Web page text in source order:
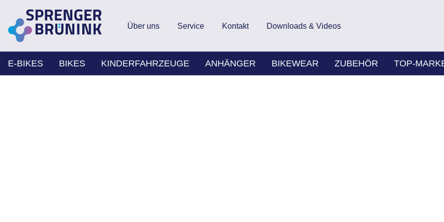
Über uns Service Kontakt Downloads & Videos
E-BIKES BIKES KINDERFAHRZEUGE ANHÄNGER BIKEWEAR ZUBEHÖR TOP-